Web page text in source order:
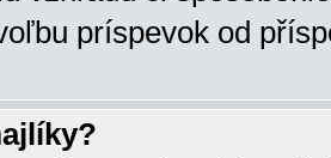
príspevok od